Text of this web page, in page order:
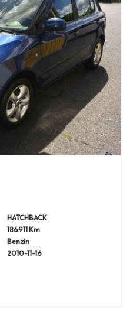
HATCHBACK
186911 Km
Benzín
2010-11-16